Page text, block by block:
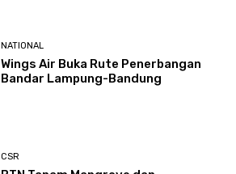
NATIONAL
Wings Air Buka Rute Penerbangan
Bandar Lampung-Bandung
CSR